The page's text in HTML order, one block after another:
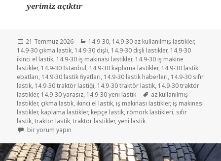
yerimiz açıktır
Yayın
tarihi
21 Temmuz 2026 Kategoriler
14.9-30, 14.9-30 az kullanılmış lastikler,
14.9-30 çıkma lastik, 14.9-30 dişli, 14.9-30 dişli lastikler, 14.9-30
ikinci el lastik, 14.9-30 iş makinası lastikler, 14.9-30 iş makine
lastikler, 14.9-30 İstanbul, 14.9-30 kaplama lastikler, 14.9-30 lastik
ebatları, 14.9-30 lastik fiyatları, 14.9-30 lastik haberleri, 14.9-30 sıfır
lastik, 14.9-30 traktör lastiği, 14.9-30 traktör lastik, 14.9-30 traktör
lastikler, 14.9-30 yarasız, 14.9-30 yeni lastik Etiketler
az kullanılmış
lastikler, çıkma lastik, ikinci el lastik, iş makinası lastikler, iş makinesi
lastikler, kaplama lastikler, kepçe lastik, römork lastikleri, sıfır
lastik,traktör lastik,traktör lastikler,yeni lastik
14.9-30 SATILIK TRAKTÖR LASTİKLER için
bir yorum yapın